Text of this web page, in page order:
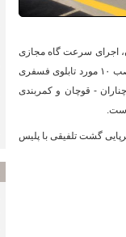
اجرای سرعت گاه مجازی
در محور کمربندی چناران، رنگ آمیزی ۱۰ مورد سرعت گاه، احداث شیار لرزاننده در نقاط حادثه خیز به تعداد ۵ مورد، نصب ۱۰ مورد تابلوی فسفری
خط کشی بزرگراه مشهد - چناران - قوچان و کمربندی
گشت تلفیقی با پلیس
و فروردین ماه ۱۴۰۲ بوده است.